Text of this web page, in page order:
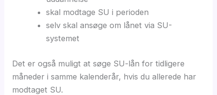
skal modtage SU i perioden
selv skal ansøge om lånet via SU-
systemet
Det er også muligt at søge SU-lån for tidligere
måneder i samme kalenderår, hvis du allerede har
modtaget SU.